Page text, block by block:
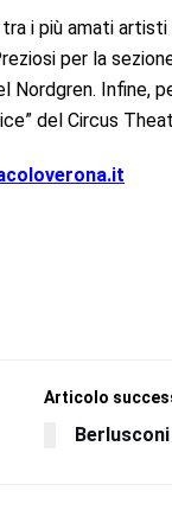
i più amati artisti
per la
Nordgren. Infine,
del Circus
Articolo